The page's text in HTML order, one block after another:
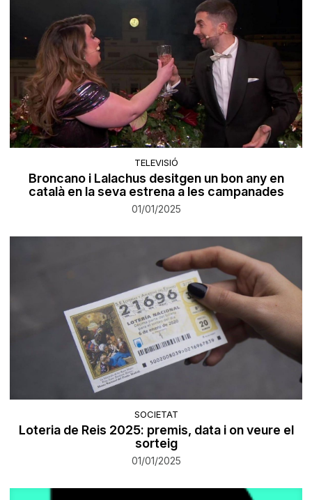
TELEVISIÓ
Broncano i Lalachus desitgen un bon any en
català en la seva estrena a les campanades
01/01/2025
SOCIETAT
Loteria de Reis 2025: premis, data i on veure el
sorteig
01/01/2025